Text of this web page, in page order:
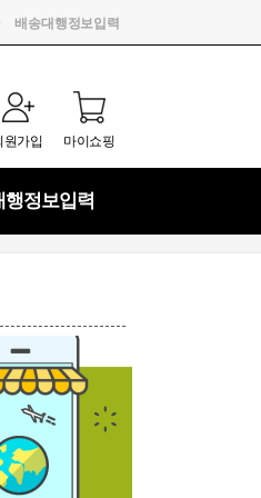
배송대행정보입력
원가입 마이쇼핑
행정보입력